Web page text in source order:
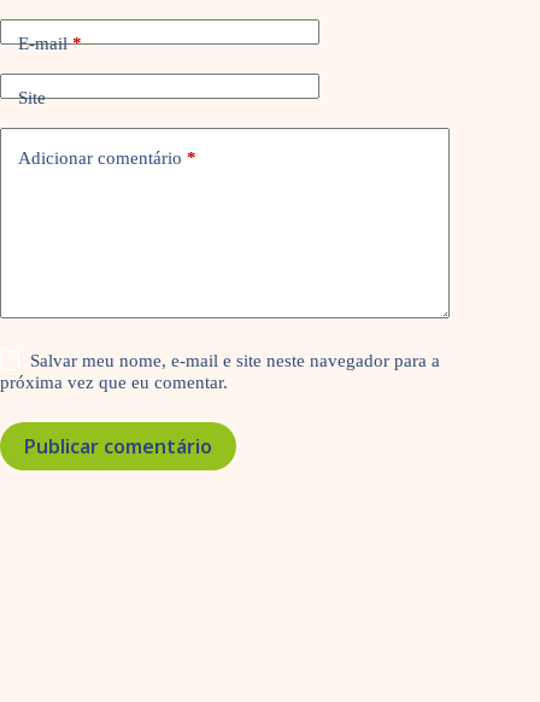
E-mail*
Site
Adicionar comentário *
Salvar meu nome, e-mail e site neste navegador para a
próxima vez que eu comentar.
Publicar comentário